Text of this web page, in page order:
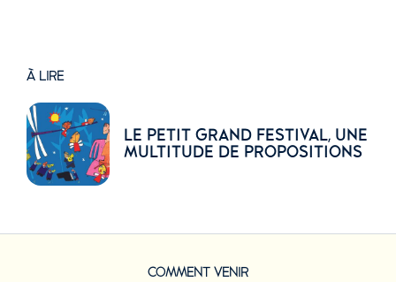
À LIRE
LE PETIT GRAND FESTIVAL, UNE
MULTITUDE DE PROPOSITIONS
COMMENT VENIR